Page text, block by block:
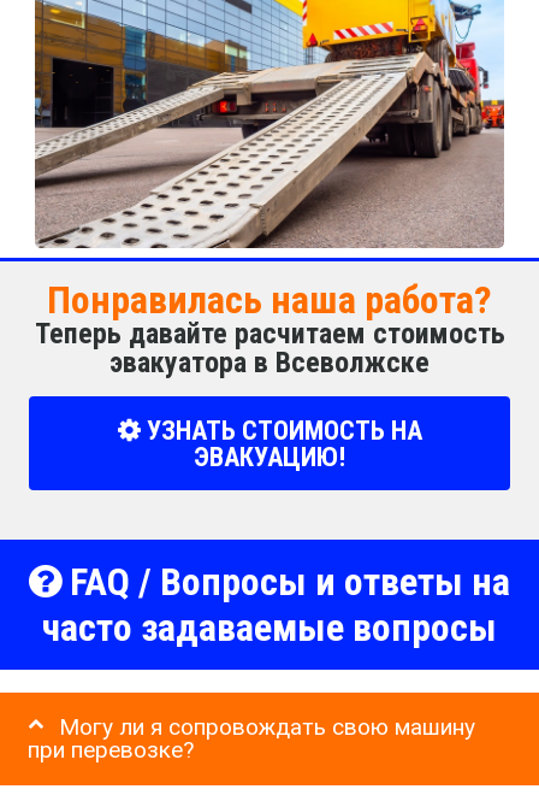
Понравилась наша работа?
Теперь давайте расчитаем стоимость
эвакуатора в Всеволжске
УЗНАТЬ СТОИМОСТЬ НА
ЭВАКУАЦИЮ!
FAQ / Вопросы и ответы на
часто задаваемые вопросы
Могу ли я сопровождать свою машину
при перевозке?